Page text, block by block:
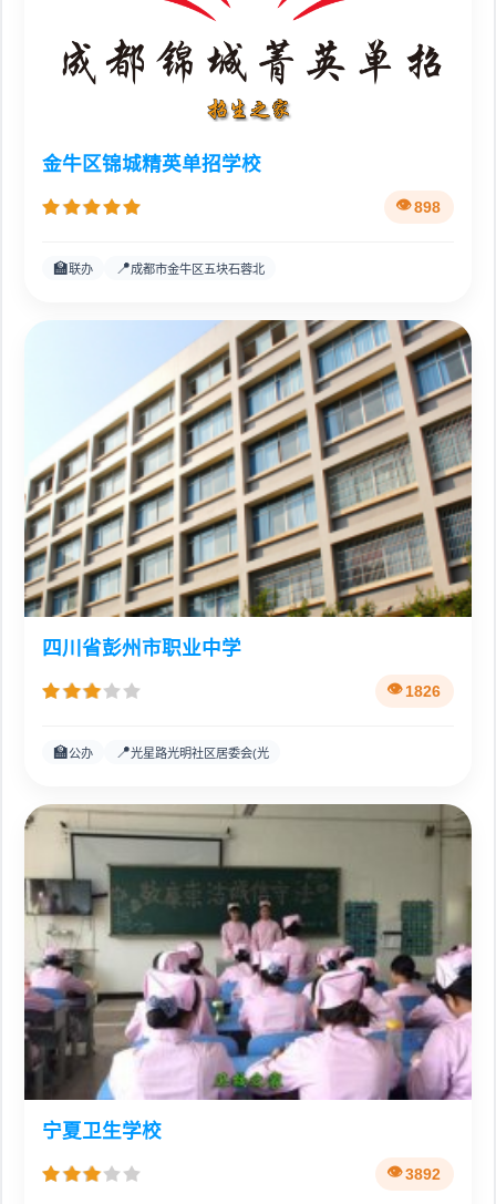
金牛区锦城精英单招学校
898
🏫联办 📍成都市金牛区五块石蓉北
四川省彭州市职业中学
1826
🏫公办 📍光星路光明社区居委会(光
宁夏卫生学校
3892